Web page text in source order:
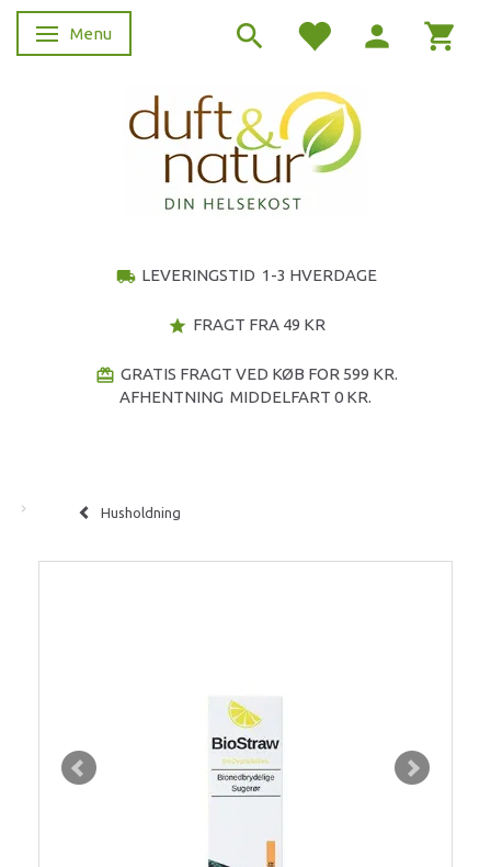
Skifte navigation
Menu
local_shipping LEVERINGSTID 1-3 HVERDAGE
star FRAGT FRA 49 KR
redeem GRATIS FRAGT VED KØB FOR 599 KR.
AFHENTNING MIDDELFART 0 KR.
Husholdning